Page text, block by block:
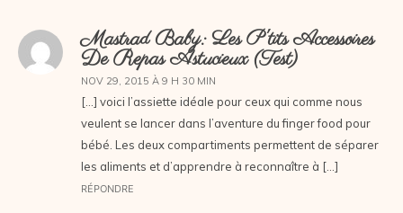
Mastrad Baby: Les P'tits Accessoires
De Repas Astucieux (test)
NOV 29, 2015 À 9 H 30 MIN
[…] voici l’assiette idéale pour ceux qui comme nous
veulent se lancer dans l’aventure du finger food pour
bébé. Les deux compartiments permettent de séparer
les aliments et d’apprendre à reconnaître à […]
RÉPONDRE